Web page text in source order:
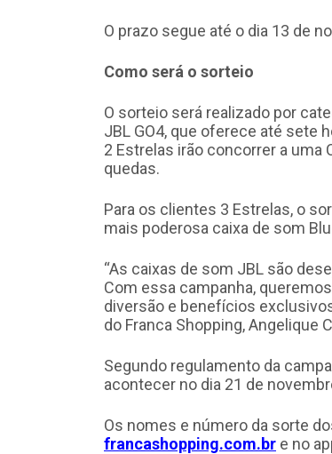
O prazo segue até o dia 13 de
Como será o sorteio
O sorteio será realizado por
JBL GO4, que oferece até sete
2 Estrelas irão concorrer a uma
quedas.
Para os clientes 3 Estrelas, o
mais poderosa caixa de som
“As caixas de som JBL são
Com essa campanha,
diversão e benefícios
do Franca Shopping, Angelique
Segundo regulamento da
acontecer no dia 21 de
Os nomes e número da sorte
francashopping.com.br e no